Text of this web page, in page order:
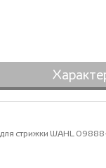
стрижки WAHL